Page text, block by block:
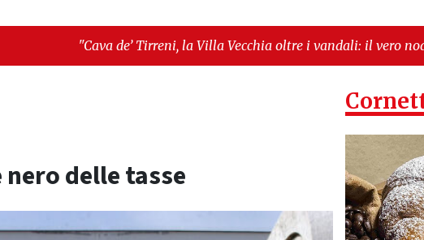
Tirreni, la Villa Vecchia oltre i vandali: il vero nodo è il senso di
seduta consiliare: “Serve chiarezza!”"
delle tasse